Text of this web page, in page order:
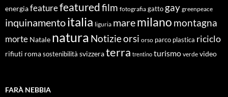
energiafeaturefeaturedfilm fotografia gatto gay greenpeace
inquinamentoitalia liguria maremilano montagna
morte Natale natura Notizieorsi orso parco plastica riciclo
rifiuti roma sostenibilità svizzeraterra trentino turismo verde video
FARÀ NEBBIA